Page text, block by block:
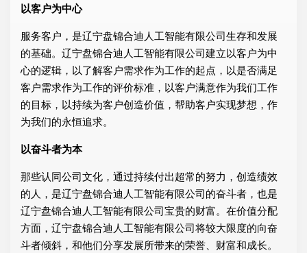
以客户为中心
服务客户，是辽宁盘锦合迪人工智能有限公司生存和发展
的基础。辽宁盘锦合迪人工智能有限公司建立以客户为中
心的逻辑，以了解客户需求作为工作的起点，以是否满足
客户需求作为工作的评价标准，以客户满意作为我们工作
的目标，以持续为客户创造价值，帮助客户实现梦想，作
为我们的永恒追求。
以奋斗者为本
那些认同公司文化，通过持续付出超常的努力，创造绩效
的人，是辽宁盘锦合迪人工智能有限公司的奋斗者，也是
辽宁盘锦合迪人工智能有限公司宝贵的财富。在价值分配
方面，辽宁盘锦合迪人工智能有限公司将较大限度的向奋
斗者倾斜，和他们分享发展所带来的荣誉、财富和成长。